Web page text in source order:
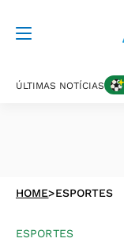
ÚLTIMAS NOTÍCIAS
HOME>ESPORTES
ESPORTES